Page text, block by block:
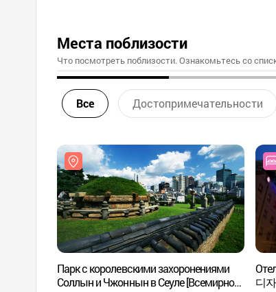
Места поблизости
Что посмотреть поблизости. Ознакомьтесь со
Все Достопримечательности
Парк с королевскими захоронениями
Соллын и Чжоннын в Сеуле [Всемирное
디